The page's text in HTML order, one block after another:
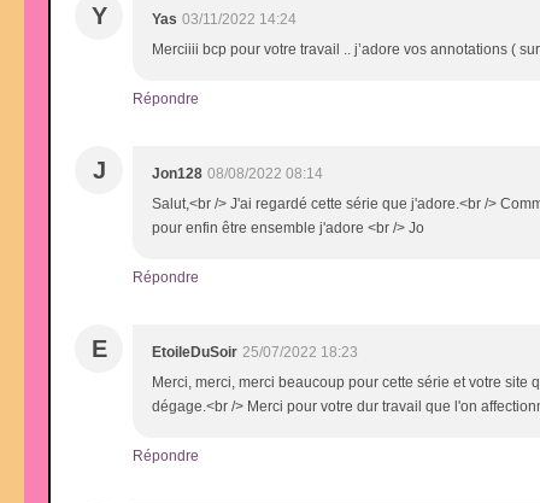
Y Yas 03/11/2022 14:24
Merciiii bcp pour votre travail .. j’adore vos annotations (
Répondre
J Jon128 08/08/2022 08:14
Salut,<br /> J'ai regardé cette série que j'adore.<br />
pour enfin être ensemble j'adore <br /> Jo
Répondre
E EtoileDuSoir 25/07/2022 18:23
Merci, merci, merci beaucoup pour cette série et votre
dégage.<br /> Merci pour votre dur travail que l'on
Répondre